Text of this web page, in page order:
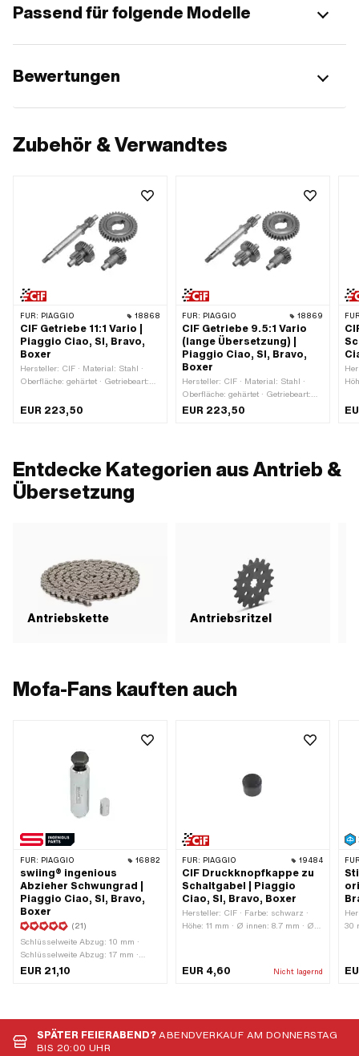
Passend für folgende Modelle
Bewertungen
Zubehör & Verwandtes
FÜR: PIAGGIO 18868
CIF Getriebe 11:1 Vario |
Piaggio Ciao, SI, Bravo,
Boxer
Hersteller: CIF · Material: Stahl ·
Oberfläche: gehärtet · Getriebeart:
geradeverzahnt · Verzahnungsart:
schrägverzahnt · Übersetzung: 10.73
EUR 223,50
FÜR: PIAGGIO 18869
CIF Getriebe 9.5:1 Vario
(lange Übersetzung) |
Piaggio Ciao, SI, Bravo,
Boxer
Hersteller: CIF · Material: Stahl ·
Oberfläche: gehärtet · Getriebeart:
Vario · Verzahnungsart:
schrägverzahnt · Übersetzung: 9.49
EUR 223,50
Entdecke Kategorien aus Antrieb &
Übersetzung
Antriebskette Antriebsritzel
Mofa-Fans kauften auch
FÜR: PIAGGIO 16882
swiing® ingenious
Abzieher Schwungrad |
Piaggio Ciao, SI, Bravo,
Boxer
(21)
Schlüsselweite Abzug: 10 mm ·
Schlüsselweite Abzug: 17 mm ·
Hersteller: swiing® ingenious parts ·
Material: Stahl · Durchmesser: 12
(Feingewinde) · Gewindeart: MF17x1
(Feingewinde) · Oberfläche:
geschwärzt · Oberfläche: verzinkt
EUR 21,10
FÜR: PIAGGIO 19484
CIF Druckknopfkappe zu
Schaltgabel | Piaggio
Ciao, SI, Bravo, Boxer
Hersteller: CIF · Farbe: schwarz ·
Höhe: 11 mm · Ø innen: 8.7 mm · Ø
EUR 4,60 Nicht lagernd
30
SPÄTER FEIERABEND?ABENDVERKAUF AM DONNERSTAG
BIS 20:00 UHR